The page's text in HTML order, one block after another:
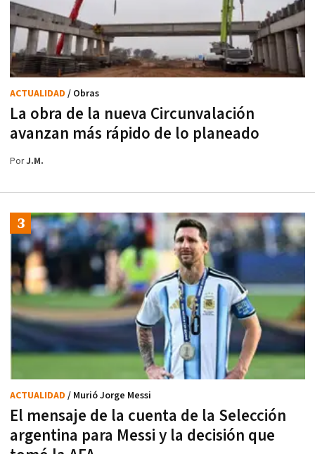
La obra de la nueva Circunvalación
avanzan más rápido de lo planeado
ACTUALIDAD / Obras
PorJ.M.
El mensaje de la cuenta de la Selección
argentina para Messi y la decisión que
ACTUALIDAD / Murió Jorge Messi